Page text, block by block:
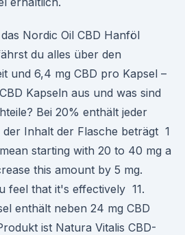
Nordic Oil CBD Hanföl
du alles über den
und 6,4 mg CBD pro Kapsel –
Kapseln aus und was sind
Bei 20% enthält jeder
Inhalt der Flasche beträgt 1
starting with 20 to 40 mg a
this amount by 5 mg.
feel that it's effectively 11.
enthält neben 24 mg CBD
ist Natura Vitalis CBD-